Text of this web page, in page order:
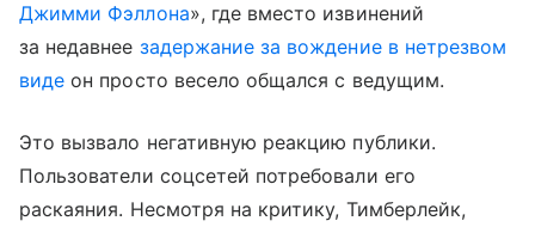
Джимми Фэллона», где вместо извинений
за недавнее задержание за вождение в нетрезвом
виде он просто весело общался с ведущим.
Это вызвало негативную реакцию публики.
Пользователи соцсетей потребовали его
раскаяния. Несмотря на критику, Тимберлейк,